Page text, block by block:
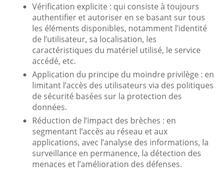
Vérification explicite : qui consiste à toujours
authentifier et autoriser en se basant sur tous
les éléments disponibles, notamment l’identité
de l’utilisateur, sa localisation, les
caractéristiques du matériel utilisé, le service
accédé, etc.
Application du principe du moindre privilège : en
limitant l’accès des utilisateurs via des politiques
de sécurité basées sur la protection des
données.
Réduction de l’impact des brèches : en
segmentant l’accès au réseau et aux
applications, avec l’analyse des informations, la
surveillance en permanence, la détection des
menaces et l’amélioration des défenses.